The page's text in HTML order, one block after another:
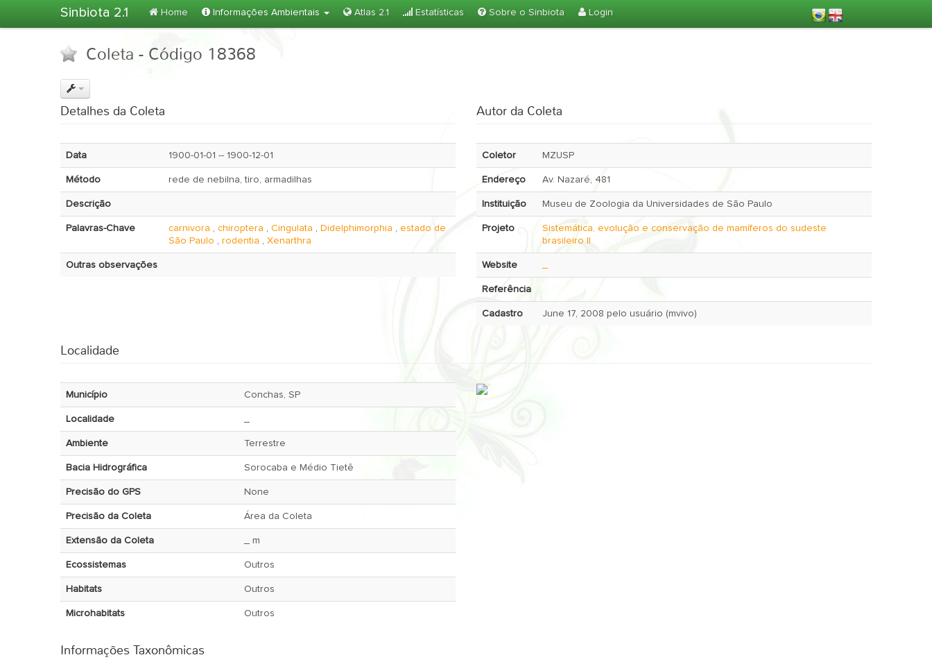
Sinbiota 2.1 Home Informações Ambientais Atlas 2.1 Estatísticas Sobre o Sinbiota Login
Coleta - Código 18368
Detalhes da Coleta
Data 1900-01-01 -- 1900-12-01
Método rede de nebilna, tiro, armadilhas
Descrição
Palavras-Chave carnivora , chiroptera , Cingulata , Didelphimorphia , estado de
São Paulo , rodentia , Xenarthra
Outras observações
Autor da Coleta
Coletor MZUSP
Endereço Av. Nazaré, 481
Instituição Museu de Zoologia da Universidades de São Paulo
Projeto
Sistemática, evolução e conservação de mamíferos do sudeste
brasileiro II
Website
Referência
Cadastro June 17, 2008 pelo usuário (mvivo)
Localidade
Município Conchas, SP
Localidade
Ambiente Terrestre
Bacia Hidrográfica Sorocaba e Médio Tietê
Precisão do GPS None
Precisão da Coleta Área da Coleta
Extensão da Coleta _ m
Ecossistemas Outros
Habitats Outros
Microhabitats Outros
Informações Taxonômicas